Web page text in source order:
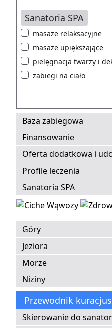
Sanatoria SPA
masaże relaksacyjne
masaże upiększające
pielęgnacja twarzy i
zabiegi na ciało
Baza zabiegowa
Finansowanie
Oferta dodatkowa i
Profile leczenia
Sanatoria SPA
Góry
Jeziora
Morze
Niziny
Przewodnik
Skierowanie do